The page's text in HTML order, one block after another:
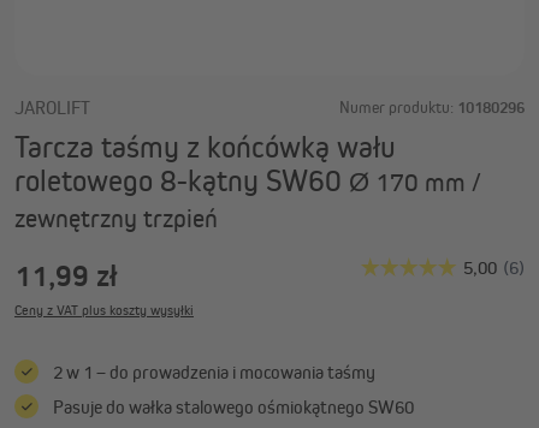
JAROLIFT Numer produktu: 10180296
Tarcza taśmy z końcówką wału
roletowego 8-kątny SW60 Ø 170 mm /
zewnętrzny trzpień
11,99 zł
Ceny z VAT plus koszty wysyłki
2 w 1 – do prowadzenia i mocowania taśmy
Pasuje do wałka stalowego ośmiokątnego SW60